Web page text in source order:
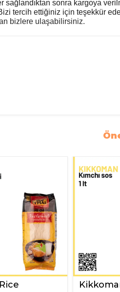
sonra kargoya
tercih ettiğiniz için teşekkür
bizlere ulaşabilirsiniz.